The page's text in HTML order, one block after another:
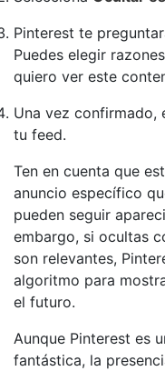
Pinterest te
Puedes elegir
quiero ver este
Una vez confirmado,
tu feed.
Ten en cuenta que
anuncio específico
pueden seguir
embargo, si ocultas
son relevantes,
algoritmo para
el futuro.
Aunque Pinterest es
fantástica, la